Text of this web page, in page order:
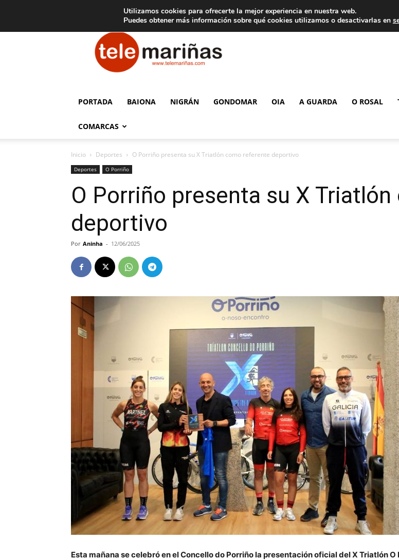
Aviso legal Tarifas de publicidad
Telemariñas
PORTADA BAIONA NIGRÁN GONDOMAR OIA A GUARDA O ROSAL
COMARCAS
Inicio Deportes O Porriño presenta su X Triatlón como referente deportivo
Deportes O Porriño
O Porriño presenta su X
deportivo
Por Aninha - 12/06/2025
Esta mañana se celebró en el Concello do Porriño la presentación oficial del X Triatlón O
Utilizamos cookies para ofrecerte la mejor experiencia en nuestra web.
Puedes obtener más información sobre qué cookies utilizamos o desactivarlas en